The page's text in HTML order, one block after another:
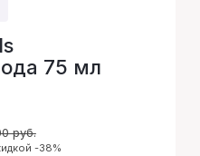
75 мл
руб.
-38%